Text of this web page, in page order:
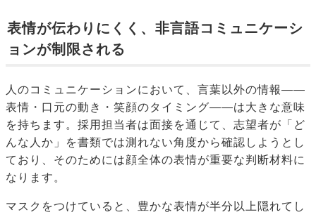
表情が伝わりにくく、非言語コミュニケーシ
ョンが制限される
人のコミュニケーションにおいて、言葉以外の情報——
表情・口元の動き・笑顔のタイミング——は大きな意味
を持ちます。採用担当者は面接を通じて、志望者が「ど
んな人か」を書類では測れない角度から確認しようとし
ており、そのためには顔全体の表情が重要な判断材料に
なります。
マスクをつけていると、豊かな表情が半分以上隠れてし